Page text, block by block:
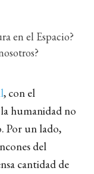
en el Espacio?
, con el
humanidad no
Por un lado,
del
cantidad de